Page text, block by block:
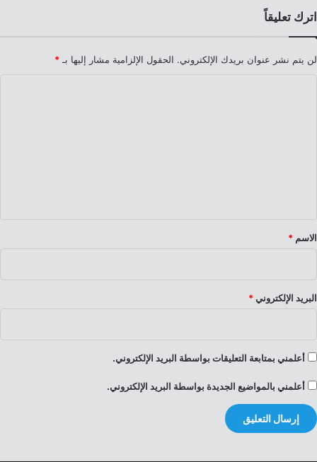
اترك تعليقاً
لن يتم نشر عنوان بريدك الإلكتروني. الحقول الإلزامية مشار إليها بـ *
*
الاسم *
البريد الإلكتروني *
أعلمني بمتابعة التعليقات بواسطة البريد الإلكتروني.
أعلمني بالمواضيع الجديدة بواسطة البريد الإلكتروني.